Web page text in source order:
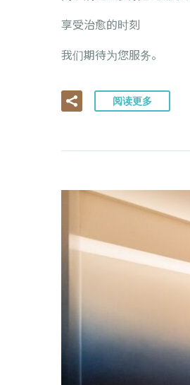
享受治愈的时刻
我们期待为您服务。
阅读更多